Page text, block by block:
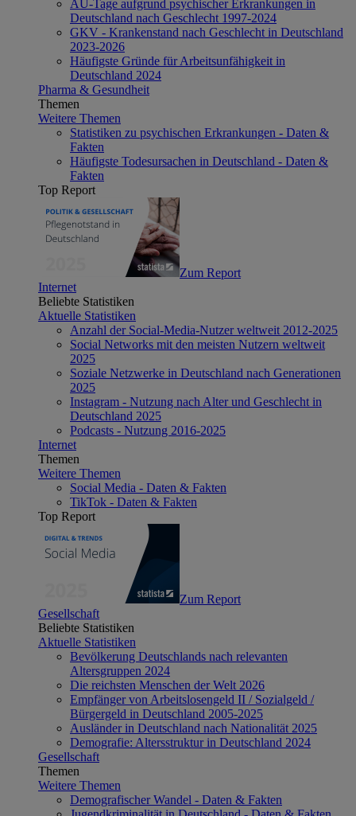
AU-Tage aufgrund psychischer Erkrankungen in
Deutschland nach Geschlecht 1997-2024
GKV - Krankenstand nach Geschlecht in Deutschland
2023-2026
Häufigste Gründe für Arbeitsunfähigkeit in
Deutschland 2024
Pharma & Gesundheit
Themen
Weitere Themen
Statistiken zu psychischen Erkrankungen - Daten &
Fakten
Häufigste Todesursachen in Deutschland - Daten &
Fakten
Top Report
Zum Report
Internet
Beliebte Statistiken
Aktuelle Statistiken
Anzahl der Social-Media-Nutzer weltweit 2012-2025
Social Networks mit den meisten Nutzern weltweit
2025
Soziale Netzwerke in Deutschland nach Generationen
2025
Instagram - Nutzung nach Alter und Geschlecht in
Deutschland 2025
Podcasts - Nutzung 2016-2025
Internet
Themen
Weitere Themen
Social Media - Daten & Fakten
TikTok - Daten & Fakten
Top Report
Zum Report
Gesellschaft
Beliebte Statistiken
Aktuelle Statistiken
Bevölkerung Deutschlands nach relevanten
Altersgruppen 2024
Die reichsten Menschen der Welt 2026
Empfänger von Arbeitslosengeld II / Sozialgeld /
Bürgergeld in Deutschland 2005-2025
Ausländer in Deutschland nach Nationalität 2025
Demografie: Altersstruktur in Deutschland 2024
Gesellschaft
Themen
Weitere Themen
Demografischer Wandel - Daten & Fakten